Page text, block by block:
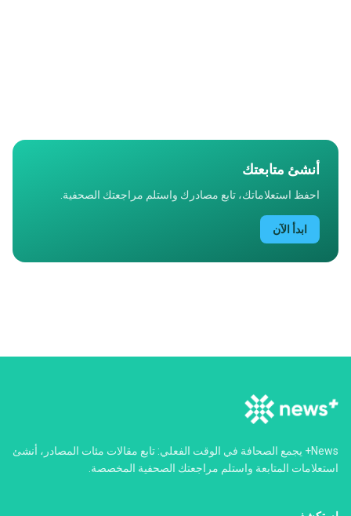
أنشئ متابعتك
احفظ استعلاماتك، تابع مصادرك واستلم مراجعتك الصحفية.
ابدأ الآن
‏News+ يجمع الصحافة في الوقت الفعلي: تابع مقالات مئات المصادر، أنشئ
استعلامات المتابعة واستلم مراجعتك الصحفية المخصصة.